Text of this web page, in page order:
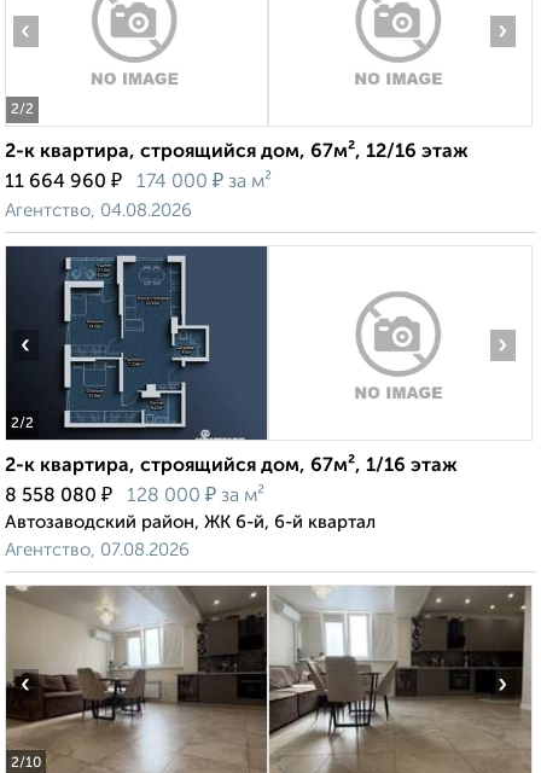
2/2
‹ ›
2-к квартира, строящийся дом, 67м², 12/16 этаж
11 664 960 ₽ 174 000 ₽ за м²
Агентство, 04.08.2026
2/2
‹ ›
2-к квартира, строящийся дом, 67м², 1/16 этаж
8 558 080 ₽ 128 000 ₽ за м²
Автозаводский район, ЖК 6-й, 6-й квартал
Агентство, 07.08.2026
2/10
‹ ›